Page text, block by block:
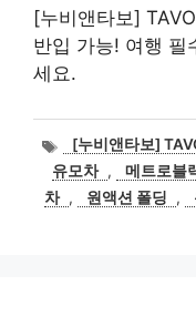
[누비앤타보]
반입 가능! 여행 필
세요.
태
그
[누비앤타보]
유모차 , 메트로블
차 , 원액션 폴딩 ,